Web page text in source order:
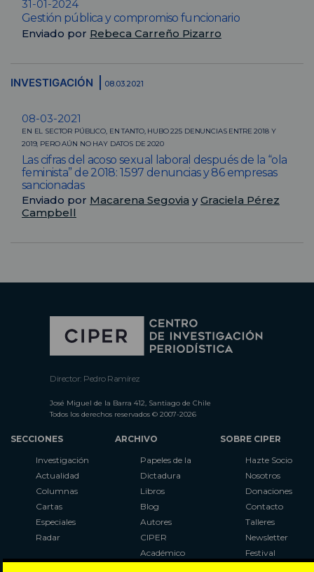
31-01-2024
Gestión pública y compromiso funcionario
Enviado por Rebeca Carreño Pizarro
INVESTIGACIÓN 08.03.2021
08-03-2021
EN EL SECTOR PÚBLICO, EN TANTO, HUBO 225 DENUNCIAS ENTRE 2018 Y
2019, PERO AÚN NO HAY DATOS DE 2020
Las cifras del acoso sexual laboral después de la “ola
feminista” de 2018: 1.597 denuncias y 86 empresas
sancionadas
Enviado por Macarena Segovia yGraciela Pérez
Campbell
Director: Pedro Ramírez
José Miguel de la Barra 412, Santiago de Chile
Todos los derechos reservados © 2007-2026
SECCIONES
Investigación
Actualidad
Columnas
Cartas
Especiales
Radar
ARCHIVO
Papeles de la
Dictadura
Libros
Blog
Autores
CIPER
Académico
SOBRE CIPER
Hazte Socio
Nosotros
Donaciones
Contacto
Talleres
Newsletter
Festival